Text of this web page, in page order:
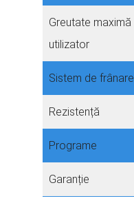
Greutate maximă
utilizator
Sistem de frânare
Rezistență
Programe
Garanție